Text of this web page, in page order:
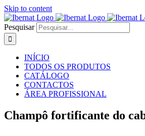
Skip to content
Pesquisar
INÍCIO
TODOS OS PRODUTOS
CATÁLOGO
CONTACTOS
ÁREA PROFISSIONAL
Champô fortificante do